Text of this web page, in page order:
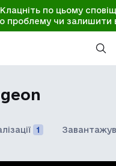
Клацніть по цьому
проблему чи залишити
1